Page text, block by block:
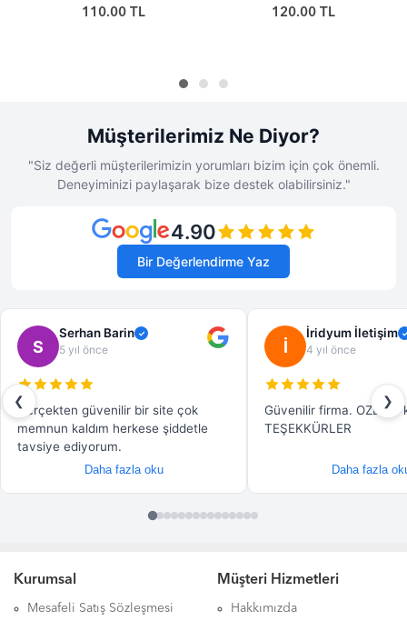
| Uygun Fiyat Plaj Şapkası |
120.00 TL
Plaj Modelleri
110.00 TL
Kurumsal
Mesafeli Satış Sözleşmesi
Müşteri Hizmetleri
Hakkımızda